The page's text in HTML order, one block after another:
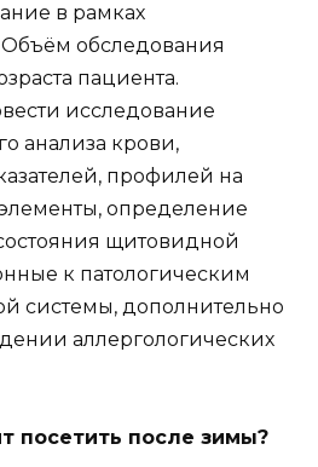
в рамках
обследования
пациента.
исследование
анализа крови,
профилей на
определение
щитовидной
к патологическим
системы, дополнительно
аллергологических
посетить после зимы?